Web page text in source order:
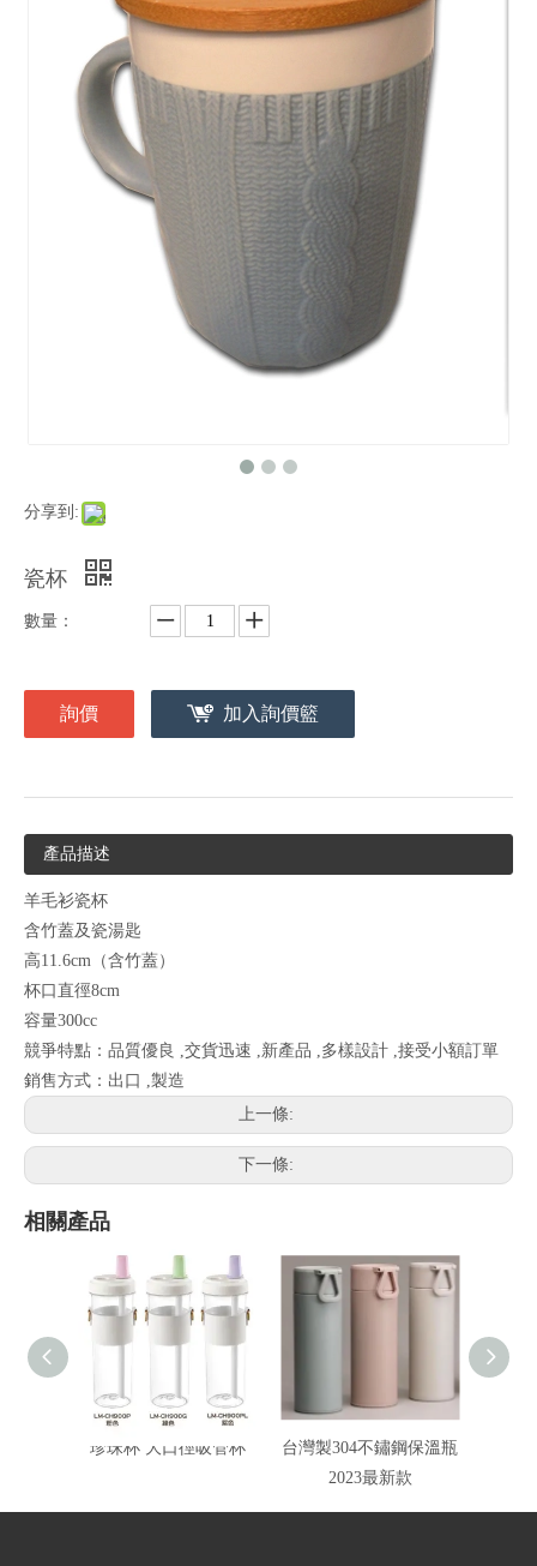
分享到:
瓷杯
數量：
詢價 加入詢價籃
產品描述
羊毛衫瓷杯
含竹蓋及瓷湯匙
高11.6cm（含竹蓋）
杯口直徑8cm
容量300cc
競爭特點：品質優良 ,交貨迅速 ,新產品 ,多樣設計 ,接受小額訂單
銷售方式：出口 ,製造
上一條:
下一條:
相關產品
珍珠杯 大口徑吸管杯
台灣製304不鏽鋼保溫瓶
2023最新款